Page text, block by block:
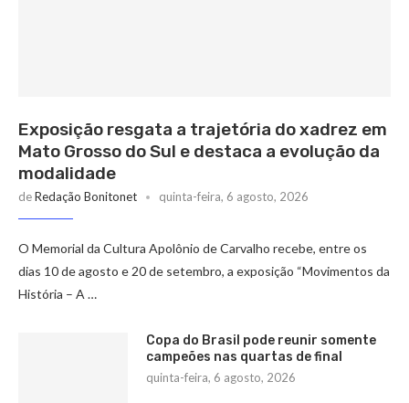
Exposição resgata a trajetória do xadrez em
Mato Grosso do Sul e destaca a evolução da
modalidade
deRedação Bonitonet quinta-feira, 6 agosto, 2026
O Memorial da Cultura Apolônio de Carvalho recebe, entre os
dias 10 de agosto e 20 de setembro, a exposição “Movimentos da
História – A …
Copa do Brasil pode reunir somente
campeões nas quartas de final
quinta-feira, 6 agosto, 2026